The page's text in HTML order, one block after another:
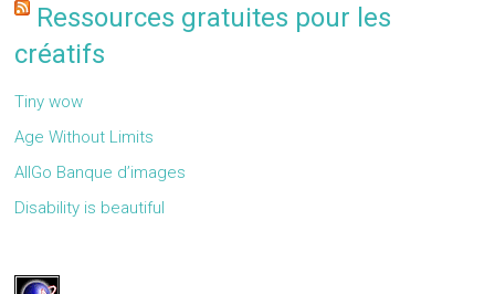
Ressources gratuites pour les
créatifs
Tiny wow
Age Without Limits
AllGo Banque d’images
Disability is beautiful